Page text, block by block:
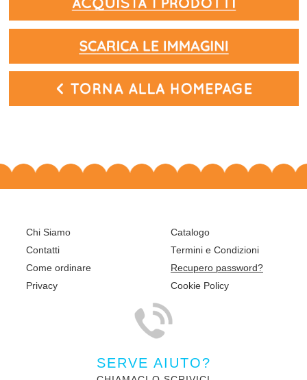
Chi Siamo
Contatti
Come ordinare
Privacy
Catalogo
Termini e Condizioni
Recupero password?
Cookie Policy
SERVE AIUTO?